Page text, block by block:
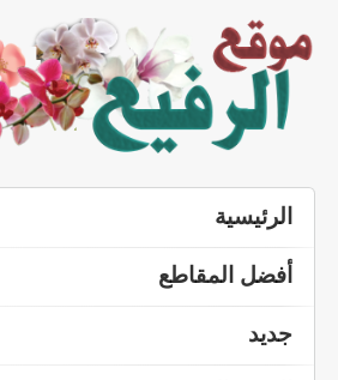
الرئيسية
أفضل المقاطع
جديد